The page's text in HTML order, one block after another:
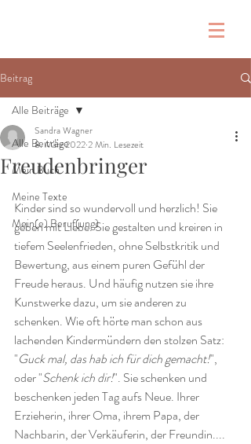
Beitrag
Alle Beiträge
Mein Buch
Meine Texte
Mein(e) Beruf(ung)
Alle Beiträge
Freudenbringer
Sandra Wagner
8. März 20222 Min. Lesezeit
Kinder sind so wundervoll und herzlich! Sie
geben mit Liebe. Sie gestalten und kreiren in
tiefem Seelenfrieden, ohne Selbstkritik und
Bewertung, aus einem puren Gefühl der
Freude heraus. Und häufig nutzen sie ihre
Kunstwerke dazu, um sie anderen zu
schenken. Wie oft hörte man schon aus
lachenden Kindermündern den stolzen Satz:
"Guck mal, das hab ich für dich gemacht!",
oder "Schenk ich dir!". Sie schenken und
beschenken jeden Tag aufs Neue. Ihrer
Erzieherin, ihrer Oma, ihrem Papa, der
Nachbarin, der Verkäuferin, der Freundin....